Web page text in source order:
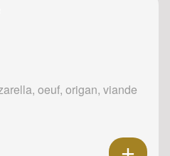
oeuf, origan, viande